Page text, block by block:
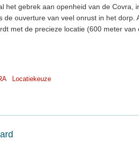
het gebrek aan openheid van de Covra,
de ouverture van veel onrust in het dorp.
met de precieze locatie (600 meter
Locatiekeuze